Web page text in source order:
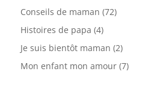
Conseils de maman (72)
Histoires de papa (4)
Je suis bientôt maman (2)
Mon enfant mon amour(7)